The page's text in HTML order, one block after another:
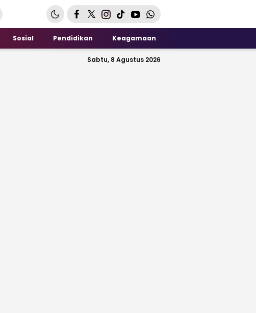
Sosial Pendidikan Keagamaan
Sabtu, 8 Agustus 2026